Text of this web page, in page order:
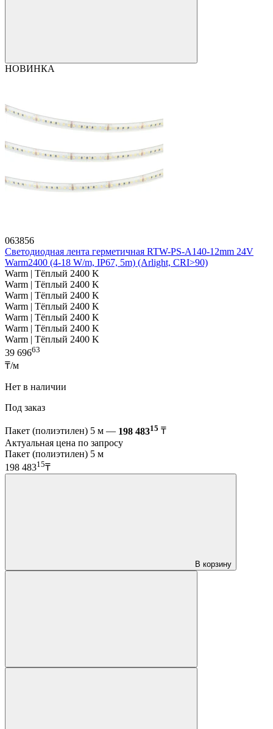
НОВИНКА
063856
Светодиодная лента герметичная RTW-PS-A140-12mm 24V
Warm2400 (4-18 W/m, IP67, 5m) (Arlight, CRI>90)
Warm | Тёплый 2400 K
Warm | Тёплый 2400 K
Warm | Тёплый 2400 K
Warm | Тёплый 2400 K
Warm | Тёплый 2400 K
Warm | Тёплый 2400 K
Warm | Тёплый 2400 K
39 69663
₸/м
Нет в наличии
Под заказ
Пакет (полиэтилен) 5 м — 198 48315 ₸
Актуальная цена по запросу
Пакет (полиэтилен) 5 м
198 48315₸
В корзину